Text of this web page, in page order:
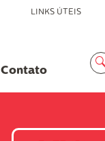
LINKS ÚTEIS
Contato